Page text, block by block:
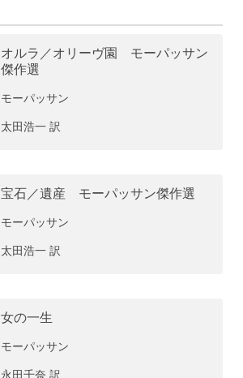
オルラ／オリーヴ園 モーパッサン
傑作選
モーパッサン
太田浩一 訳
宝石／遺産 モーパッサン傑作選
モーパッサン
太田浩一 訳
女の一生
モーパッサン
永田千奈 訳